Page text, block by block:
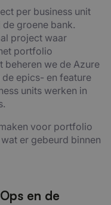
per business unit
groene bank.
project waar
portfolio
beheren we de Azure
epics- en feature
units werken in
voor portfolio
er gebeurd binnen
en de